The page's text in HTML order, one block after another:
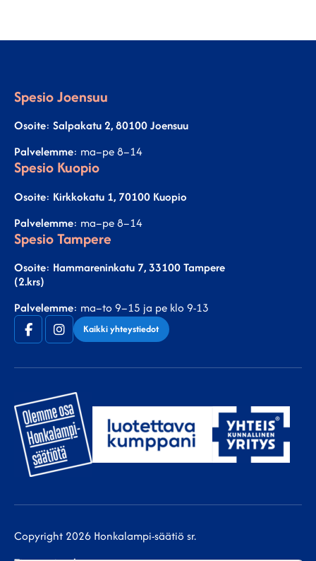
Spesio Joensuu
Osoite: Salpakatu 2, 80100 Joensuu
Palvelemme: ma–pe 8–14
Spesio Kuopio
Osoite: Kirkkokatu 1, 70100 Kuopio
Palvelemme: ma–pe 8–14
Spesio Tampere
Osoite: Hammareninkatu 7, 33100 Tampere
(2.krs)
Palvelemme: ma–to 9–15 ja pe klo 9-13
FacebookInstagramKaikki yhteystiedot
Copyright 2026 Honkalampi-säätiö sr.